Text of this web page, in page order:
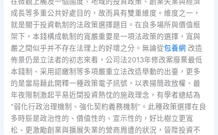
成長等多重公共好處目的，故而具有雙重維度。維度之一，
就是關于投資軌制的法政策選擇題目。在良多場所與價值框
架下，本錢構成軌制的寬嚴重要是一項法政策的選擇，寬與
嚴之間似乎并不存在法理上的好壞之分。無論從包養網 改造
佈景仍是立法者的初志來看，公司法2013年修改案廢棄最低
本錢制、采用認繳制等多項嚴重立法改造舉動的出臺，更多
的是當局藉此開釋一種政策電子訊號，以表揚簡政放權、最
年夜限制激起平易近間投資熱忱的施政理念，有學者總結為
“弱化行政治理機制、強化契約義務機制”。此種政策選擇在良
多時辰是政治性的、價值性的、宣示性的，好比樹立更寬
松、更激勵創業與擴展失業的營商周遭的狀況，晉陞投資不